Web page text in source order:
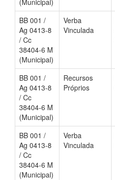
(Municipal)
BB 001 /
Ag 0413-8
/ Cc
38404-6 M
(Municipal)
Verba
Vinculada
BB 001 /
Ag 0413-8
/ Cc
38404-6 M
(Municipal)
Recursos
Próprios
BB 001 /
Ag 0413-8
/ Cc
38404-6 M
(Municipal)
Verba
Vinculada